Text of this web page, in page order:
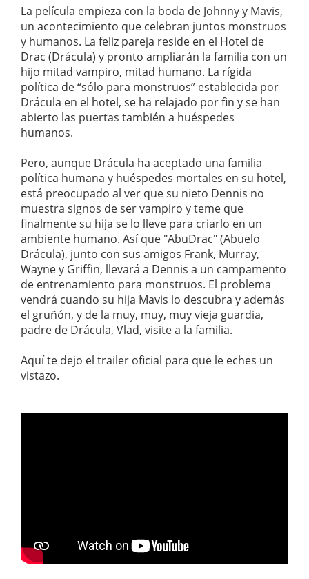
La película empieza con la boda de Johnny y Mavis,
un acontecimiento que celebran juntos monstruos
y humanos. La feliz pareja reside en el Hotel de
Drac (Drácula) y pronto ampliarán la familia con un
hijo mitad vampiro, mitad humano. La rígida
política de “sólo para monstruos” establecida por
Drácula en el hotel, se ha relajado por fin y se han
abierto las puertas también a huéspedes
humanos.
Pero, aunque Drácula ha aceptado una familia
política humana y huéspedes mortales en su hotel,
está preocupado al ver que su nieto Dennis no
muestra signos de ser vampiro y teme que
finalmente su hija se lo lleve para criarlo en un
ambiente humano. Así que "AbuDrac" (Abuelo
Drácula), junto con sus amigos Frank, Murray,
Wayne y Griffin, llevará a Dennis a un campamento
de entrenamiento para monstruos. El problema
vendrá cuando su hija Mavis lo descubra y además
el gruñón, y de la muy, muy, muy vieja guardia,
padre de Drácula, Vlad, visite a la familia.
Aquí te dejo el trailer oficial para que le eches un
vistazo.